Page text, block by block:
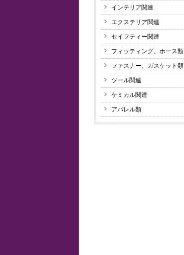
インテリア関連
エクステリア関連
セイフティー関連
フィッティング、ホース類
ファスナー、ガスケット類
ツール関連
ケミカル関連
アパレル類